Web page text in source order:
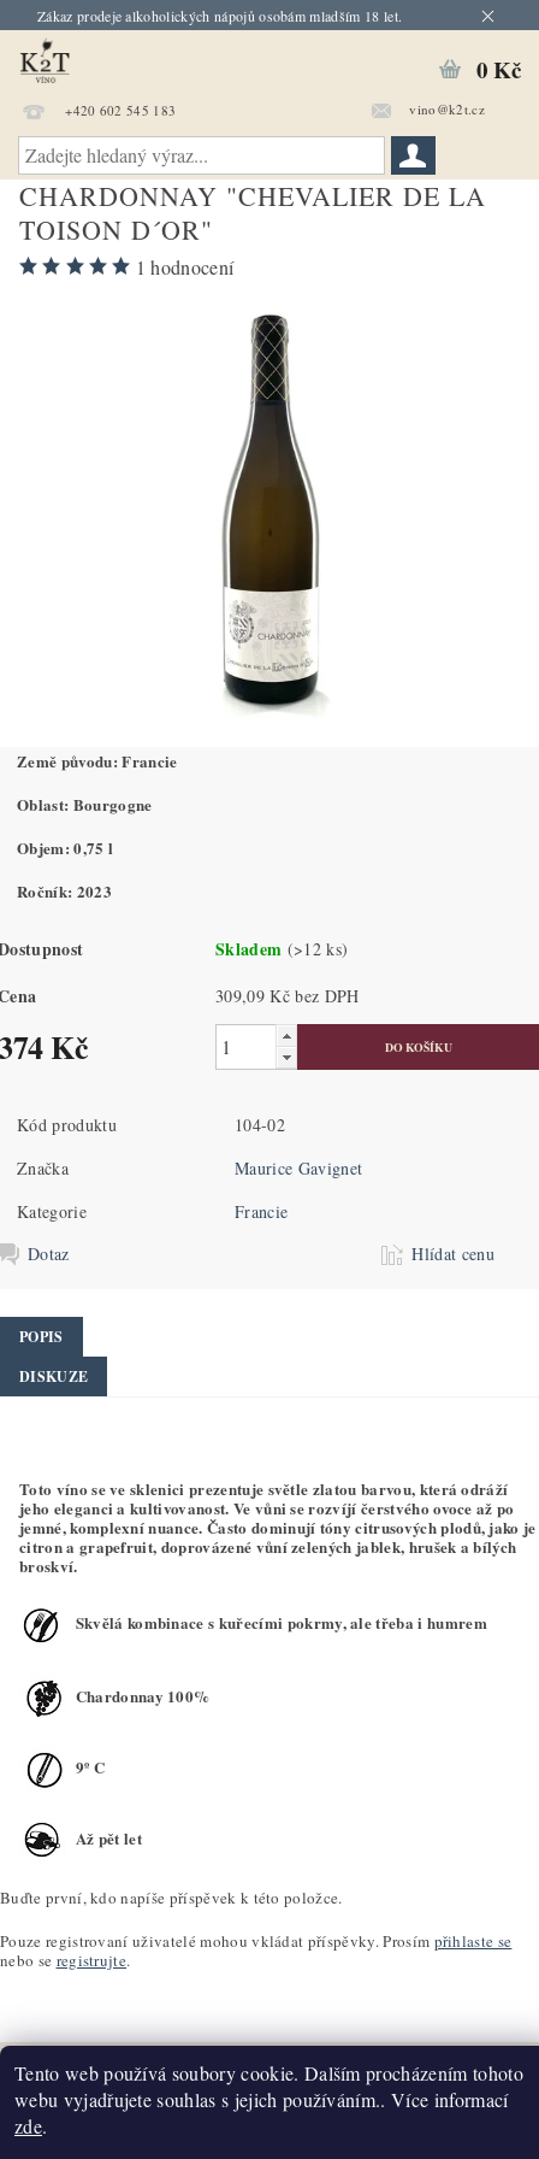
Zákaz prodeje alkoholických nápojů osobám mladším 18 let.
+420 602 545 183 vino@k2t.cz
0 Kč
CHARDONNAY "CHEVALIER DE LA
TOISON D´OR"
1 hodnocení
Země původu: Francie
Oblast: Bourgogne
Objem: 0,75 l
Ročník: 2023
Skladem (>12 ks)
309,09 Kč bez DPH
Kč
Kód produktu
104-02
Značka
Maurice Gavignet
Kategorie
Francie
Dotaz
Hlídat cenu
POPIS
DISKUZE
Toto víno se ve sklenici prezentuje světle zlatou barvou, která odráží
jeho eleganci a kultivovanost. Ve vůni se rozvíjí čerstvého ovoce až po
jemné, komplexní nuance. Často dominují tóny citrusových plodů, jako je
citron a grapefruit, doprovázené vůní zelených jablek, hrušek a bílých
broskví.
Skvělá kombinace s kuřecími pokrmy, ale třeba i humrem
Chardonnay 100%
9º C
Až pět let
Buďte první, kdo napíše příspěvek k této položce.
Pouze registrovaní uživatelé mohou vkládat příspěvky. Prosím přihlaste se
nebo se registrujte.
Tento web používá soubory cookie. Dalším procházením tohoto
webu vyjadřujete souhlas s jejich používáním.. Více informací
zde.